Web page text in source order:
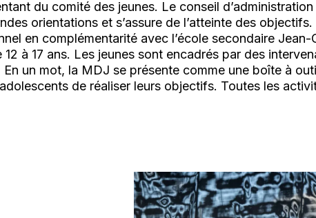
du comité des jeunes. Le conseil
orientations et s’assure de l’atteinte des
en complémentarité avec l’école secondaire
à 17 ans. Les jeunes sont encadrés par des
un mot, la MDJ se présente comme une boîte à
de réaliser leurs objectifs. Toutes les